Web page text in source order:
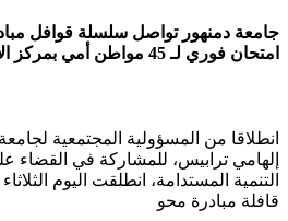
جامعة دمنهور تواصل سلسلة قوافل
امتحان فوري لـ 45 مواطن أمي بمركز الأبعادية ب
انطلاقا من المسؤولية المجتمعية
إلهامي ترابيس، للمشاركة في القضاء
قافلة مبادرة محو